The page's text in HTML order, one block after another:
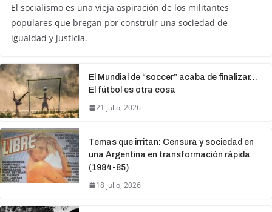
El socialismo es una vieja aspiración de los militantes
populares que bregan por construir una sociedad de
igualdad y justicia.
El Mundial de “soccer” acaba de finalizar…
El fútbol es otra cosa
21 julio, 2026
Temas que irritan: Censura y sociedad en
una Argentina en transformación rápida
(1984-85)
18 julio, 2026